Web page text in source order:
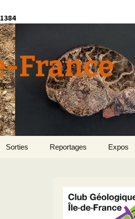
1384
France
Sorties Reportages Expos